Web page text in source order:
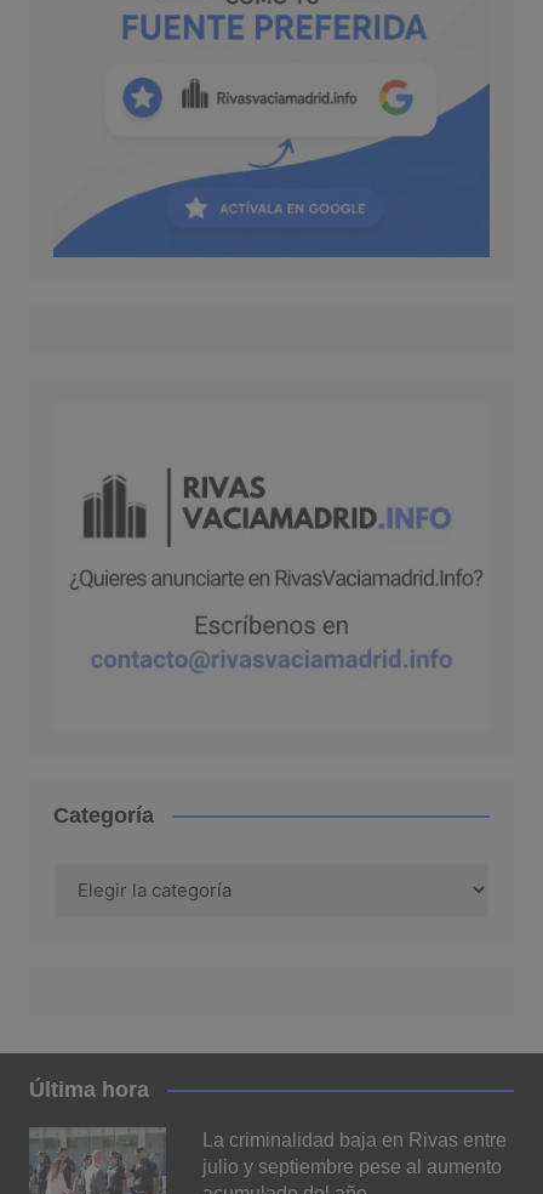
Categoría
Última hora
La criminalidad baja en Rivas entre
julio y septiembre pese al aumento